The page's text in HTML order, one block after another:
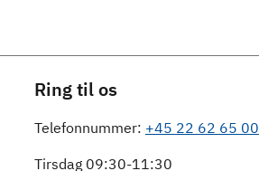
Ring til os
Telefonnummer: +45 22 62 65 00
Tirsdag 09:30-11:30